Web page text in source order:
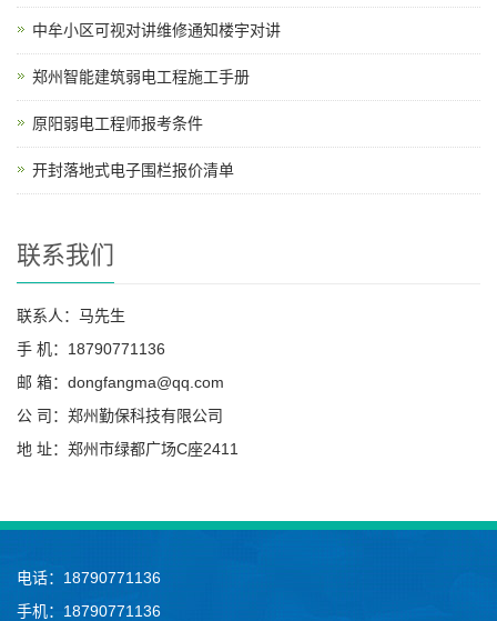
中牟小区可视对讲维修通知楼宇对讲
郑州智能建筑弱电工程施工手册
原阳弱电工程师报考条件
开封落地式电子围栏报价清单
联系我们
联系人：马先生
手 机：18790771136
邮 箱：dongfangma@qq.com
公 司：郑州勤保科技有限公司
地 址：郑州市绿都广场C座2411
电话：18790771136
手机：18790771136